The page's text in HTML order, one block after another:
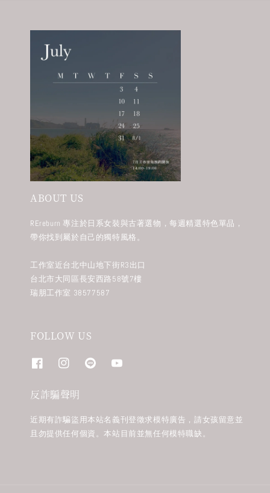
ABOUT US
REreburn 專注於日系女裝與古著選物，每週精選特色單品，
帶你找到屬於自己的獨特風格。
工作室近台北中山地下街R3出口
台北市大同區長安西路58號7樓
瑞朋工作室 38577587
FOLLOW US
反詐騙聲明
近期有詐騙盜用本站名義刊登徵求模特廣告，請女孩留意並
且勿提供任何個資。本站目前並無任何模特職缺。